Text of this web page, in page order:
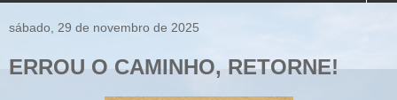
sábado, 29 de novembro de 2025
ERROU O CAMINHO, RETORNE!